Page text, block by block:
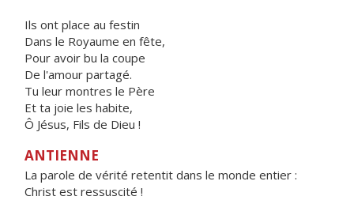
Ils ont place au festin
Dans le Royaume en fête,
Pour avoir bu la coupe
De l'amour partagé.
Tu leur montres le Père
Et ta joie les habite,
Ô Jésus, Fils de Dieu !
ANTIENNE
La parole de vérité retentit dans le monde entier :
Christ est ressuscité !